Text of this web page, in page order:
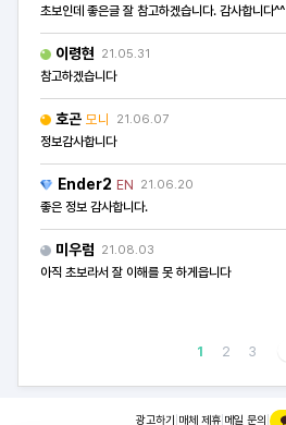
초보인데 좋은글 잘 참고하겠습니다. 감사합니다^^
이령현 21.05.31
참고하겠습니다
호곤 모니
21.06.07
정보감사합니다
Ender2 EN 21.06.20
좋은 정보 감사합니다.
미우럼 21.08.03
아직 초보라서 잘 이해를 못 하게읍니다
1 2 3
광고하기 매체 제휴 메일 문의 |